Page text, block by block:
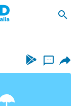
...